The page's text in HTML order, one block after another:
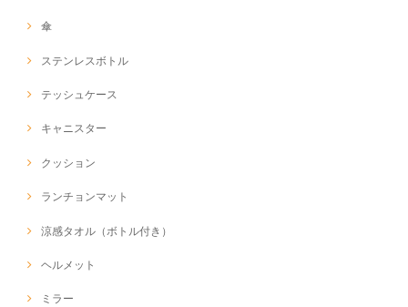
傘
ステンレスボトル
テッシュケース
キャニスター
クッション
ランチョンマット
涼感タオル（ボトル付き）
ヘルメット
ミラー